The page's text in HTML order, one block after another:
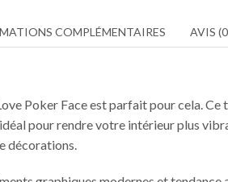
COMPLÉMENTAIRES AVIS
Poker Face est parfait pour cela. Ce
pour rendre votre intérieur plus
décorations.